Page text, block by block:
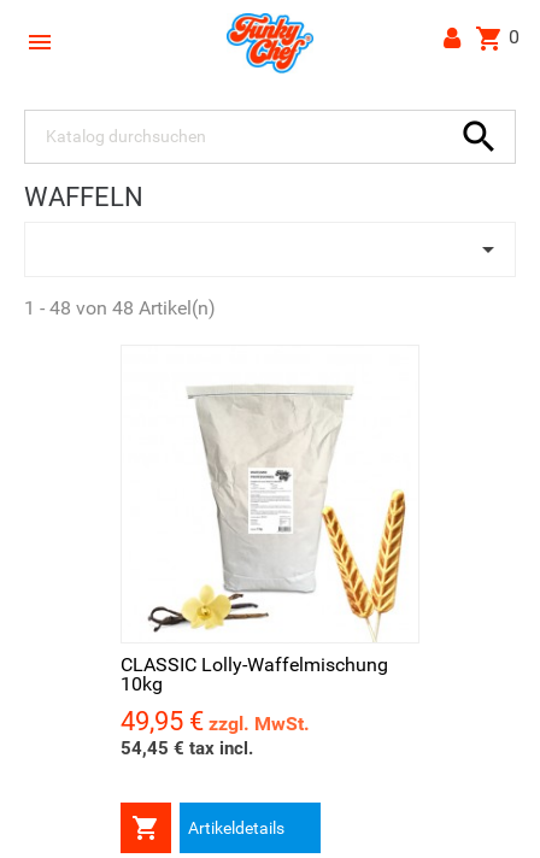
 shopping_cart 0

WAFFELN

1 - 48 von 48 Artikel(n)
CLASSIC Lolly-Waffelmischung
10kg
Preis
49,95 € zzgl. MwSt.
54,45 € tax incl.
 Artikeldetails